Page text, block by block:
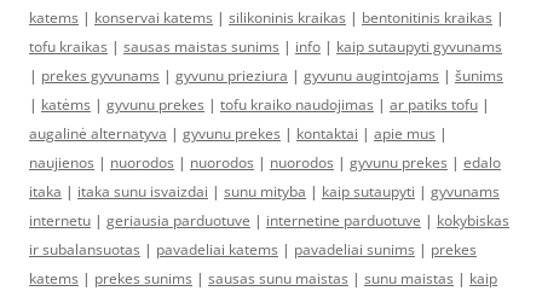
katems | konservai katems | silikoninis kraikas | bentonitinis kraikas |
tofu kraikas | sausas maistas sunims | info | kaip sutaupyti gyvunams
| prekes gyvunams | gyvunu prieziura | gyvunu augintojams | šunims
| katėms | gyvunu prekes | tofu kraiko naudojimas | ar patiks tofu |
augalinė alternatyva | gyvunu prekes | kontaktai | apie mus |
naujienos | nuorodos | nuorodos | nuorodos | gyvunu prekes | edalo
itaka | itaka sunu isvaizdai | sunu mityba | kaip sutaupyti | gyvunams
internetu | geriausia parduotuve | internetine parduotuve | kokybiskas
ir subalansuotas | pavadeliai katems | pavadeliai sunims | prekes
katems | prekes sunims | sausas sunu maistas | sunu maistas | kaip